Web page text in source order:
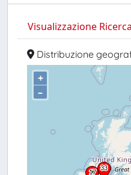
Visualizzazione
Distribuzione
+
–